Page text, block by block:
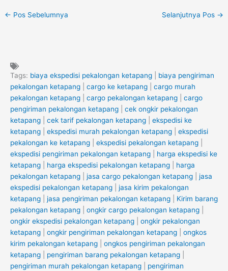
← Pos Sebelumnya Selanjutnya Pos →
Tags: biaya ekspedisi pekalongan ketapang
biaya pengiriman
pekalongan ketapang
cargo ke ketapang
cargo murah
pekalongan ketapang
cargo pekalongan ketapang
cargo
pengiriman pekalongan ketapang
cek ongkir pekalongan
ketapang
cek tarif pekalongan ketapang
ekspedisi ke
ketapang
ekspedisi murah pekalongan ketapang
ekspedisi
pekalongan ke ketapang
ekspedisi pekalongan ketapang
ekspedisi pengiriman pekalongan ketapang
harga ekspedisi ke
ketapang
harga ekspedisi pekalongan ketapang
harga
pekalongan ketapang
jasa cargo pekalongan ketapang
jasa
ekspedisi pekalongan ketapang
jasa kirim pekalongan
ketapang
jasa pengiriman pekalongan ketapang
Kirim barang
pekalongan ketapang
ongkir cargo pekalongan ketapang
ongkir ekspedisi pekalongan ketapang
ongkir pekalongan
ketapang
ongkir pengiriman pekalongan ketapang
ongkos
kirim pekalongan ketapang
ongkos pengiriman pekalongan
ketapang
pengiriman barang pekalongan ketapang
pengiriman murah pekalongan ketapang
pengiriman